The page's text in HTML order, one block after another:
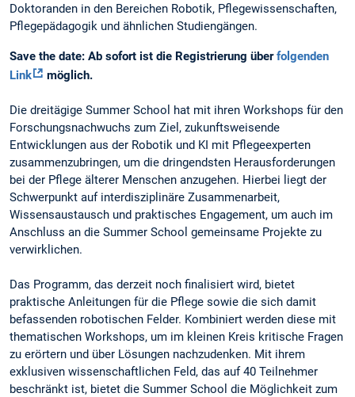
Doktoranden in den Bereichen Robotik, Pflegewissenschaften,
Pflegepädagogik und ähnlichen Studiengängen.
Save the date: Ab sofort ist die Registrierung überfolgenden
Link
möglich.
Die dreitägige Summer School hat mit ihren Workshops für den
Forschungsnachwuchs zum Ziel, zukunftsweisende
Entwicklungen aus der Robotik und KI mit Pflegeexperten
zusammenzubringen, um die dringendsten Herausforderungen
bei der Pflege älterer Menschen anzugehen. Hierbei liegt der
Schwerpunkt auf interdisziplinäre Zusammenarbeit,
Wissensaustausch und praktisches Engagement, um auch im
Anschluss an die Summer School gemeinsame Projekte zu
verwirklichen.
Das Programm, das derzeit noch finalisiert wird, bietet
praktische Anleitungen für die Pflege sowie die sich damit
befassenden robotischen Felder. Kombiniert werden diese mit
thematischen Workshops, um im kleinen Kreis kritische Fragen
zu erörtern und über Lösungen nachzudenken. Mit ihrem
exklusiven wissenschaftlichen Feld, das auf 40 Teilnehmer
beschränkt ist, bietet die Summer School die Möglichkeit zum